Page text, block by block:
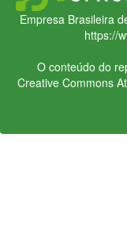
Empresa Brasileira
https://
O conteúdo do
Creative Commons